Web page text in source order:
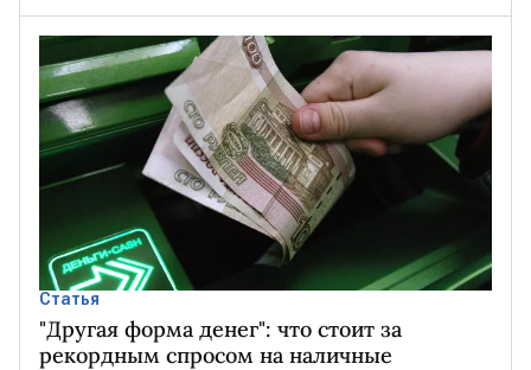
Статья
"Другая форма денег": что стоит за
рекордным спросом на наличные